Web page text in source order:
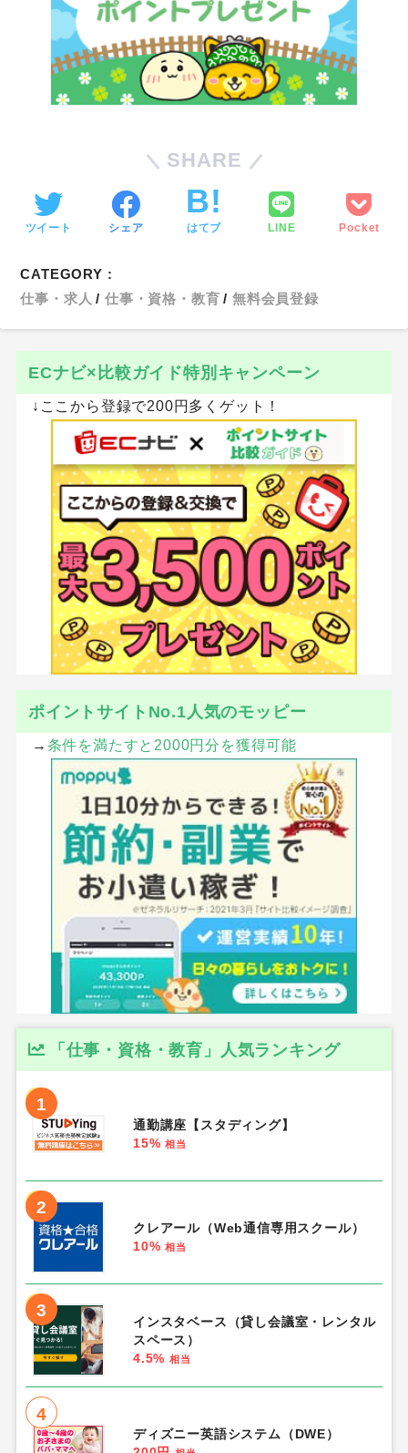
SHARE
ツイート シェア はてブ LINE Pocket
CATEGORY :
仕事・求人
仕事・資格・教育 無料会員登録
ECナビ×比較ガイド特別キャンペーン
↓ここから登録で200円多くゲット！
ポイントサイトNo.1人気のモッピー
→ 条件を満たすと2000円分を獲得可能
「仕事・資格・教育」人気ランキング
1
通勤講座【スタディング】
15% 相当
2
クレアール（Web通信専用スクール）
10% 相当
3
インスタベース（貸し会議室・レンタル
スペース）
4.5% 相当
4
ディズニー英語システム（DWE）